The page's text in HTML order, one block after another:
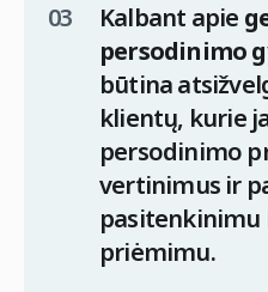
Kalbant apie
persodinimo
būtina
klientų, kurie
persodinimo
vertinimus ir
priėmimu.